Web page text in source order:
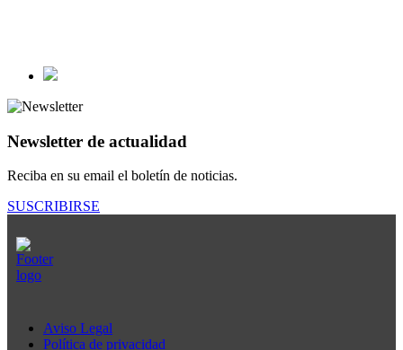
Newsletter de actualidad
Reciba en su email el boletín de noticias.
SUSCRIBIRSE
Aviso Legal
Política de privacidad